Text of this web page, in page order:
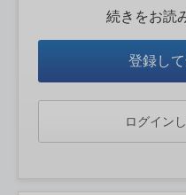
続きをお読
登録し
ログイン